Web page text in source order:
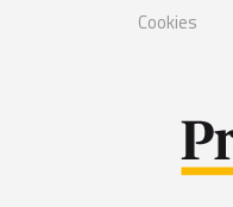
Cookies